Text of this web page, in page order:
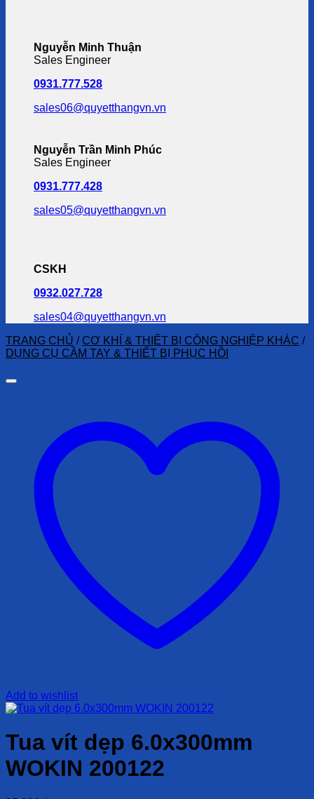
Nguyễn Minh Thuận
Sales Engineer
0931.777.528
sales06@quyetthangvn.vn
Nguyễn Trần Minh Phúc
Sales Engineer
0931.777.428
sales05@quyetthangvn.vn
CSKH
0932.027.728
sales04@quyetthangvn.vn
TRANG CHỦ / CƠ KHÍ & THIẾT BỊ CÔNG NGHIỆP KHÁC /
DỤNG CỤ CẦM TAY & THIẾT BỊ PHỤC HỒI
Add to wishlist
Tua vít dẹp 6.0x300mm
WOKIN 200122